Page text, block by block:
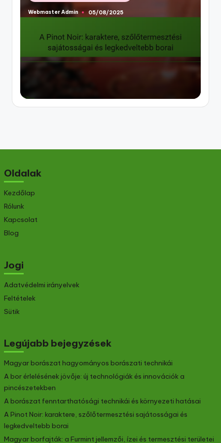
in
Posted
Webmaster Admin 05/08/2025
Oldalak
Kezdőlap
Rólunk
Kapcsolat
Blog
Jogi
Adatvédelmi irányelvek
Feltételek
Sütik
Legújabb bejegyzések
Magyar borászat hagyományos borászati technikái
A bor érlelésének jövője: új technológiák és innovációk a
pincészetekben
A borászat fenntarthatósági technikái és környezeti hatásai
A Pinot Noir: karaktere, szőlőtermesztési sajátosságai és
legkedveltebb borai
Magyar borfajták: a Furmint jellemzői, ízei és termesztési területei